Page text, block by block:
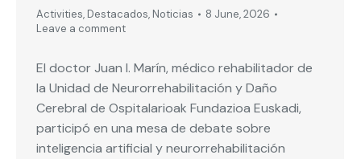
Activities, Destacados, Noticias
8 June, 2026
Leave a comment
El doctor Juan I. Marín, médico rehabilitador de
la Unidad de Neurorrehabilitación y Daño
Cerebral de Ospitalarioak Fundazioa Euskadi,
participó en una mesa de debate sobre
inteligencia artificial y neurorrehabilitación